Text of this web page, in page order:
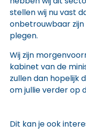
stellen wij nu vast
onbetrouwbaar
plegen.
Wij zijn
kabinet van de
zullen dan hopelijk
om jullie verder op
Dit kan je ook